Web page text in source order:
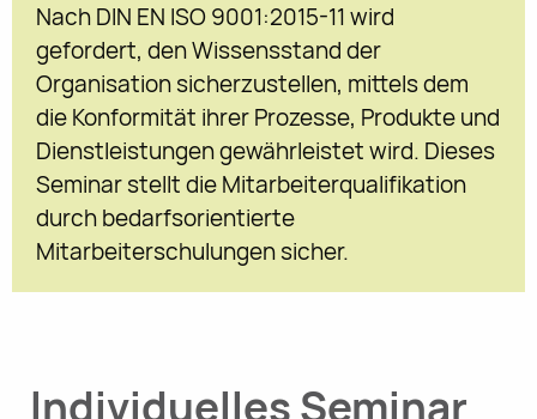
Nach DIN EN ISO 9001:2015-11 wird
gefordert, den Wissensstand der
Organisation sicherzustellen, mittels dem
die Konformität ihrer Prozesse, Produkte und
Dienstleistungen gewährleistet wird. Dieses
Seminar stellt die Mitarbeiterqualifikation
durch bedarfsorientierte
Mitarbeiterschulungen sicher.
Individuelles Seminar